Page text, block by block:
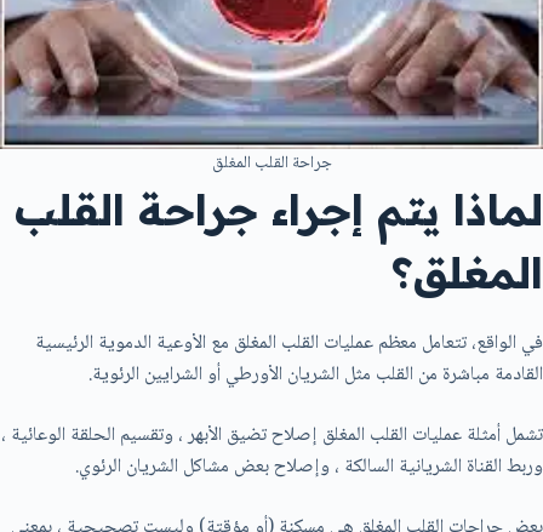
جراحة القلب المغلق
لماذا يتم إجراء جراحة القلب
المغلق؟
في الواقع، تتعامل معظم عمليات القلب المغلق مع الأوعية الدموية الرئيسية
القادمة مباشرة من القلب مثل الشريان الأورطي أو الشرايين الرئوية.
تشمل أمثلة عمليات القلب المغلق إصلاح تضيق الأبهر ، وتقسيم الحلقة الوعائية ،
وربط القناة الشريانية السالكة ، وإصلاح بعض مشاكل الشريان الرئوي.